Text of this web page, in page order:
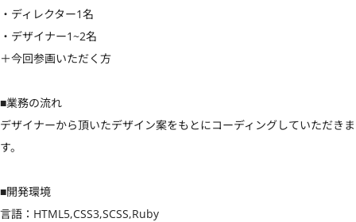
・ディレクター1名
・デザイナー1~2名
＋今回参画いただく方
■業務の流れ
デザイナーから頂いたデザイン案をもとにコーディングしていただきま
す。
■開発環境
言語：HTML5,CSS3,SCSS,Ruby